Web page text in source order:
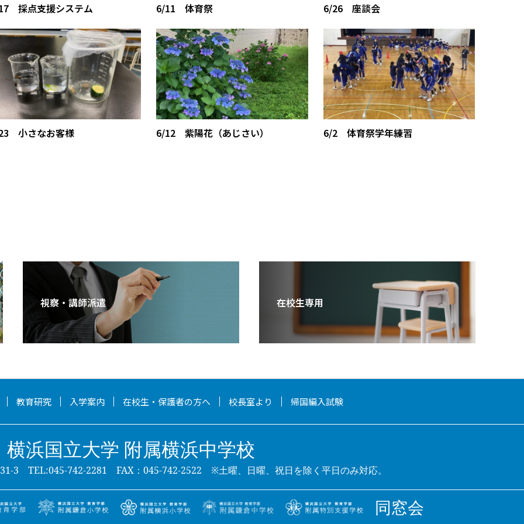
採点支援システム 6/11 体育祭 6/26 座談会
小さなお客様 6/12 紫陽花（あじさい） 6/2 体育祭学年練習
視察・講師派遣 在校生専用
教育研究 入学案内 在校生・保護者の方へ 校長室より 帰国編入試験
横浜国立大学 附属横浜中学校
31-3 TEL:045-742-2281 FAX：045-742-2522 ※土曜、日曜、祝日を除く平日のみ対応。
同窓会